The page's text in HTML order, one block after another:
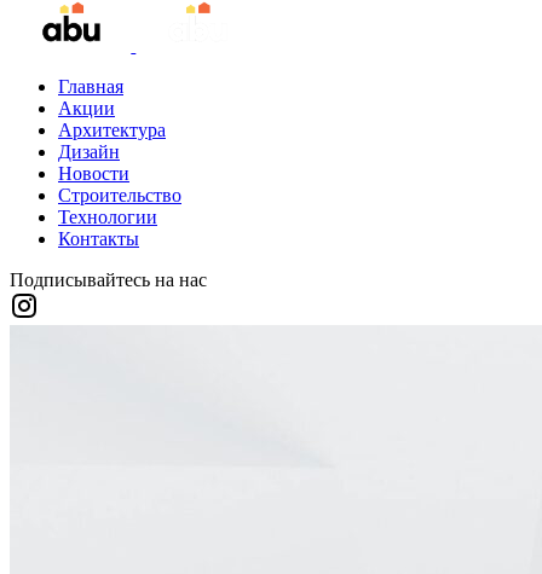
Главная
Акции
Архитектура
Дизайн
Новости
Строительство
Технологии
Контакты
Подписывайтесь на нас